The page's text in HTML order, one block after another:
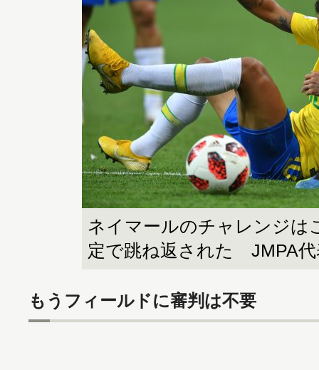
ネイマールのチャレンジは
定で跳ね返された JMPA代
もうフィールドに審判は不要